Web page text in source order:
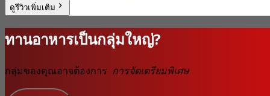
ดูรีวิวเพิ่มเติม
ทานอาหารเป็นกลุ่มใหญ่?
กลุ่มของคุณอาจต้องการ การจัดเตรียมพิเศษ